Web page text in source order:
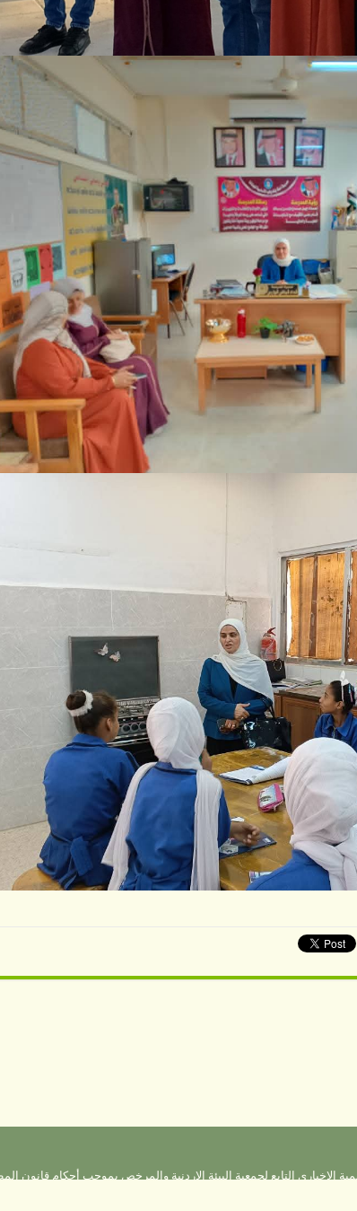
الاخباري التابع لجمعية البيئة الاردنية والمرخص بموجب أحكام